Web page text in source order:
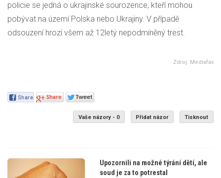
policie se jedná o ukrajinské sourozence, kteří mohou
pobývat na území Polska nebo Ukrajiny. V případě
odsouzení hrozí všem až 12letý nepodmíněný trest.
Zdroj: Mediafax
Vaše názory - 0 Přidat názor Tisknout
Upozornili na možné týrání dětí, ale
soud je za to potrestal